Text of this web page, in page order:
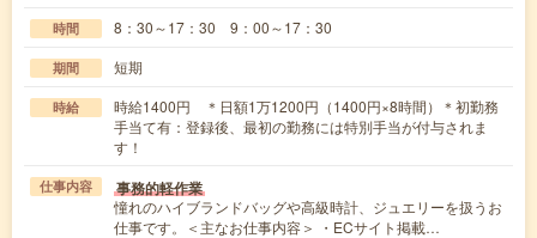
時間 8：30～17：30 9：00～17：30
期間 短期
時給
時給1400円 ＊日額1万1200円（1400円×8時間）＊初勤務
手当て有：登録後、最初の勤務には特別手当が付与されま
す！
仕事内容 事務的軽作業
憧れのハイブランドバッグや高級時計、ジュエリーを扱うお
仕事です。＜主なお仕事内容＞ ・ECサイト掲載…